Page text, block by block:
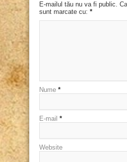
E-mailul tău nu va fi public.
sunt marcate cu: *
Nume *
E-mail *
Website